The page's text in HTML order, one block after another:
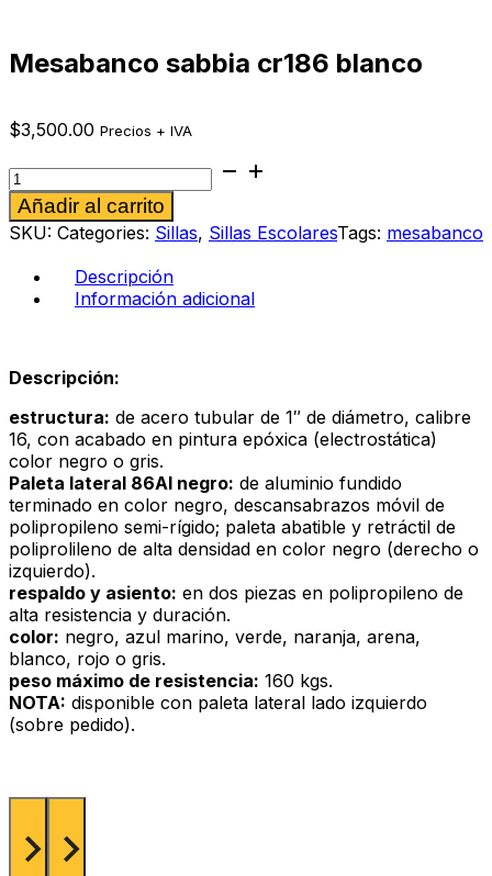
Mesabanco sabbia cr186 blanco
$3,500.00 Precios + IVA
Mesabanco
sabbia
cr186
blanco
cantidad
Añadir al carrito
SKU: Categories: Sillas, Sillas EscolaresTags: mesabanco
Descripción
Información adicional
Descripción:
estructura: de acero tubular de 1″ de diámetro, calibre
16, con acabado en pintura epóxica (electrostática)
color negro o gris.
Paleta lateral 86Al negro: de aluminio fundido
terminado en color negro, descansabrazos móvil de
polipropileno semi-rígido; paleta abatible y retráctil de
poliprolileno de alta densidad en color negro (derecho o
izquierdo).
respaldo y asiento: en dos piezas en polipropileno de
alta resistencia y duración.
color: negro, azul marino, verde, naranja, arena,
blanco, rojo o gris.
peso máximo de resistencia: 160 kgs.
NOTA: disponible con paleta lateral lado izquierdo
(sobre pedido).